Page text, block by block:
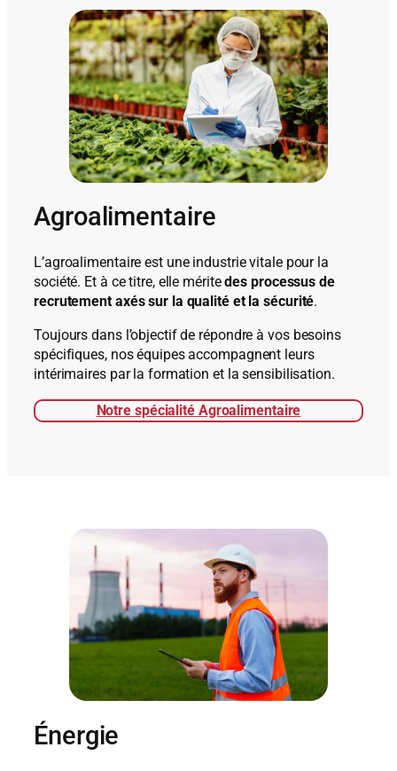
Agroalimentaire
L’agroalimentaire est une industrie vitale pour la
société. Et à ce titre, elle méritedes processus de
recrutement axés sur la qualité et la sécurité.
Toujours dans l’objectif de répondre à vos besoins
spécifiques, nos équipes accompagnent leurs
intérimaires par la formation et la sensibilisation.
Notre spécialité Agroalimentaire
Énergie